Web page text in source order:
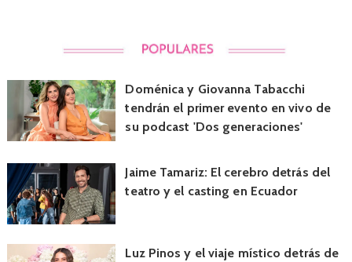
Doménica y Giovanna Tabacchi
tendrán el primer evento en vivo de
su podcast 'Dos generaciones'
Jaime Tamariz: El cerebro detrás del
teatro y el casting en Ecuador
Luz Pinos y el viaje místico detrás de